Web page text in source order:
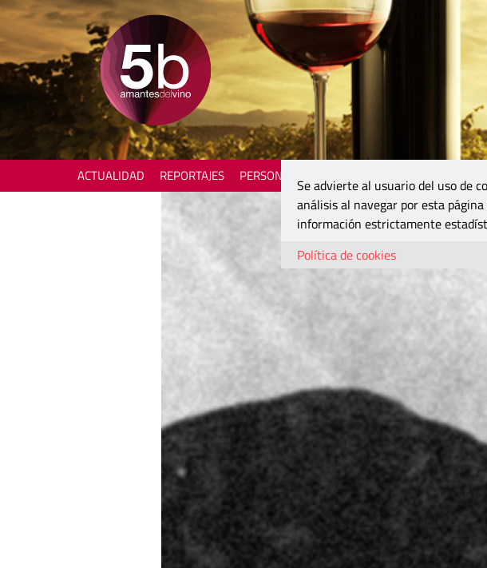
ACTUALIDAD REPORTAJES PERSONAJES
Se advierte al usuario del uso de
análisis al navegar por esta
información estrictamente
Política de cookies